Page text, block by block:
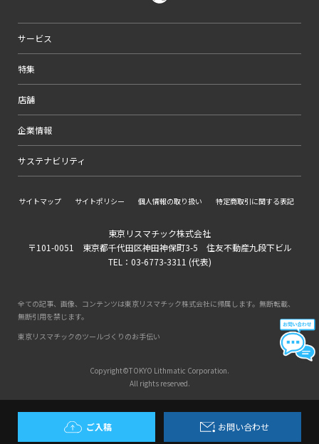
ご入稿 お問い合わせ
サービス
特集
店舗
企業情報
サステナビリティ
サイトマップ サイトポリシー 個人情報の取り扱い 特定商取引に関する表記
東京リスマチック株式会社
〒101-0051 東京都千代田区神田神保町3-5 住友不動産九段下ビル
TEL：03-6773-3311 (代表)
全ての記事、画像、コンテンツは東京リスマチック株式会社に帰属します。無断転載、
無断引用を禁じます。
東京リスマチックのツールづくりのお手伝い
Copyright©TOKYO Lithmatic Corporation.
All rights reserved.